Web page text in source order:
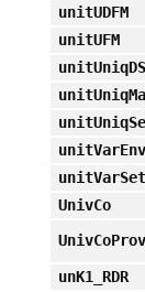
unitUDFM
unitUFM
unitVarEnv
unitVarSet
UnivCo
unK1_RDR